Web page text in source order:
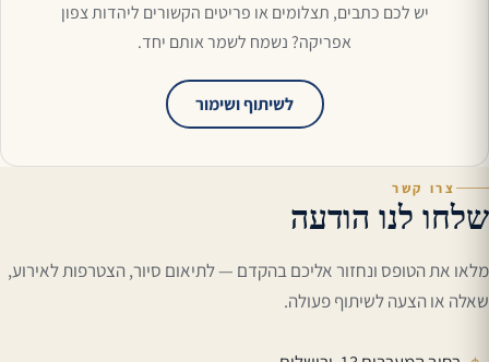
יש לכם כתבים, תצלומים או פריטים הקשורים ליהדות צפון
אפריקה? נשמח לשמר אותם יחד.
לשיתוף ושימור
צרו קשר
שלחו לנו הודעה
מלאו את הטופס ונחזור אליכם בהקדם — לתיאום סיור, הצטרפות לאירוע,
שאלה או הצעה לשיתוף פעולה.